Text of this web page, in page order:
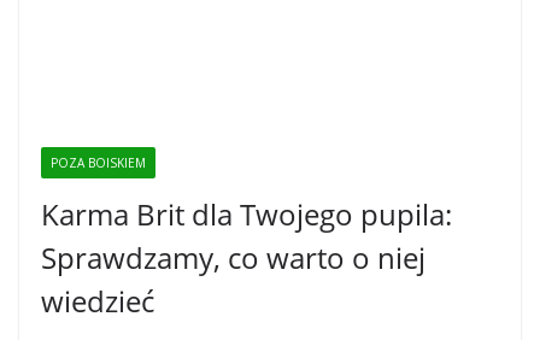
POZA BOISKIEM
Karma Brit dla Twojego pupila:
Sprawdzamy, co warto o niej
wiedzieć